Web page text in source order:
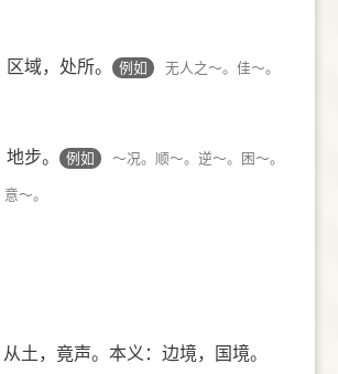
域，处所。 例如 无人之～。佳～。
步。 例如 ～况。顺～。逆～。困～。
～。
土，竟声。本义：边境，国境。